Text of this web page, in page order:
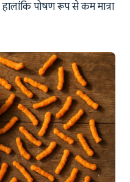
हालांकि पोषण रूप से कम मात्रा